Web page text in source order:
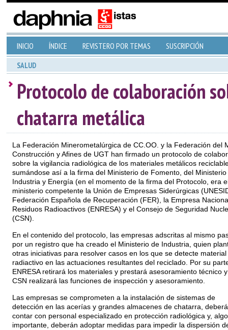
INICIO ÍNDICE REVISTERO POR TEMAS SUSCRIPCIÓN
SALUD
Protocolo de colaboración
chatarra metálica
La Federación Minerometalúrgica de CC.OO. y la Federación del
Construcción y Afines de UGT han firmado un protocolo de
sobre la vigilancia radiológica de los materiales metálicos
sumándose así a la firma del Ministerio de Fomento, del Ministerio
Industria y Energía (en el momento de la firma del Protocolo, era
ministerio competente la Unión de Empresas Siderúrgicas
Federación Española de Recuperación (FER), la Empresa
Residuos Radioactivos (ENRESA) y el Consejo de Seguridad
(CSN).
En el contenido del protocolo, las empresas adscritas al mismo
por un registro que ha creado el Ministerio de Industria, quien
otras iniciativas para resolver casos en los que se detecte material
radiactivo en las actuaciones resultantes del reciclado. Por su
ENRESA retirará los materiales y prestará asesoramiento técnico
CSN realizará las funciones de inspección y asesoramiento.
Las empresas se comprometen a la instalación de sistemas de
detección en las acerías y grandes almacenes de chatarra,
contar con personal especializado en protección radiológica y, algo
importante, deberán adoptar medidas para impedir la dispersión